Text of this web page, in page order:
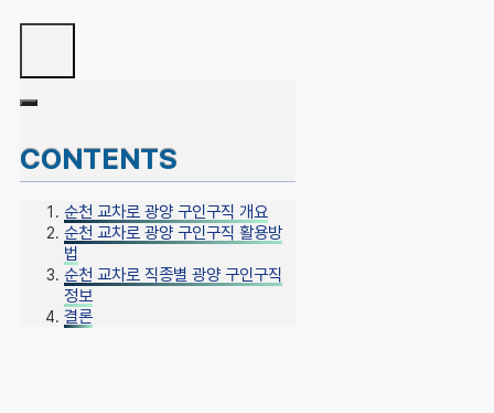
CONTENTS
순천 교차로 광양 구인구직 개요
순천 교차로 광양 구인구직 활용방
법
순천 교차로 직종별 광양 구인구직
정보
결론